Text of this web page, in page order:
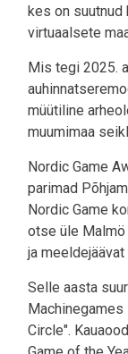
kes on
virtuaalsete
Mis tegi 2025.
müütiline
muumimaa
Nordic Game
parimad
Nordic Game
otse üle
ja meeldejäävat
Selle aasta
Circle".